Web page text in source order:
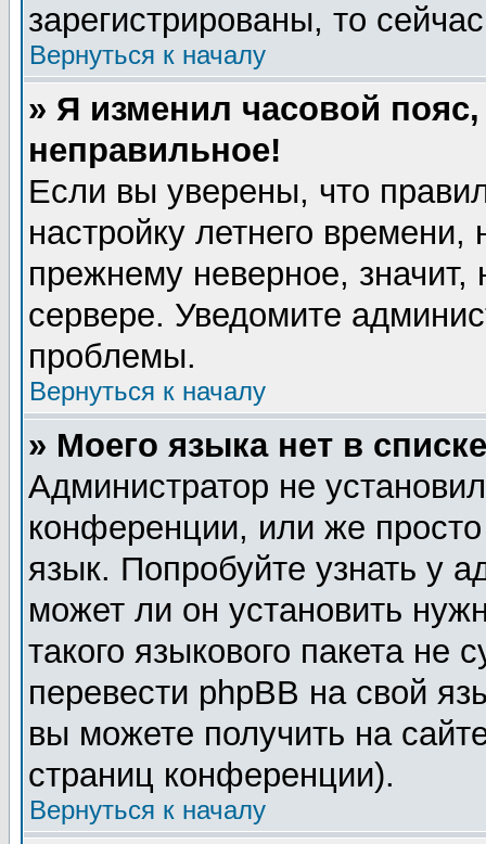
зарегистрированы, то
Вернуться к началу
» Я изменил часовой
неправильное!
Если вы уверены, что
настройку летнего
прежнему неверное,
сервере. Уведомите
проблемы.
Вернуться к началу
» Моего языка нет в
Администратор не
конференции, или же
язык. Попробуйте узнать у
может ли он установить
такого языкового пакета не
перевести phpBB на свой
вы можете получить на
страниц конференции).
Вернуться к началу